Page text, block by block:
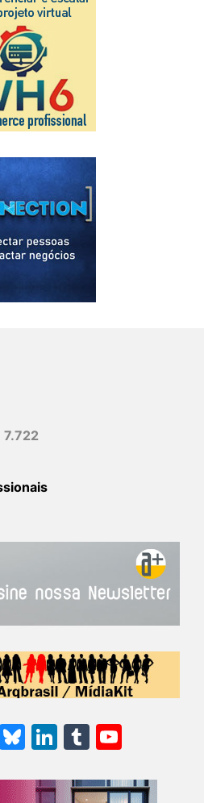
7.722
Pinterest
Bluesky
LinkedIn
Tumblr